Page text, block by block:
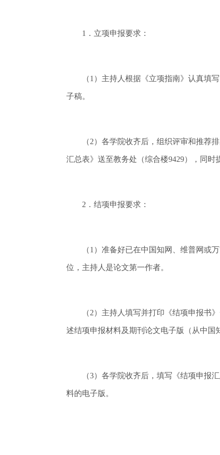
1．立项申报要求：
（1）主持人根据《立项指南》认真填写
子稿。
（2）各学院收齐后，组织评审和推荐排
汇总表》送至教务处（综合楼9429），同时
2．结项申报要求：
（1）准备好已在中国知网、维普网或万
位，主持人是论文第一作者。
（2）主持人填写并打印《结项申报书》
述结项申报材料及期刊论文电子版（从中
（3）各学院收齐后，填写《结项申报汇
料的电子版。